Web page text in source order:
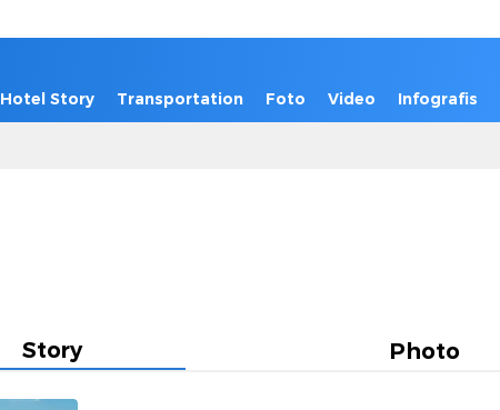
Hotel Story Transportation Foto Video Infografis
Story Photo